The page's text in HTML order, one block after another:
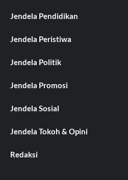
Jendela Pendidikan
Jendela Peristiwa
Jendela Politik
Jendela Promosi
Jendela Sosial
Jendela Tokoh & Opini
Redaksi